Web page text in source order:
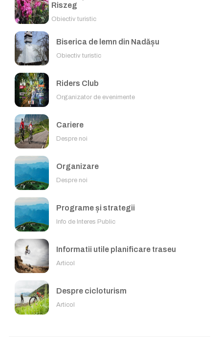
Riszeg
Obiectiv turistic
Biserica de lemn din Nadășu
Obiectiv turistic
Riders Club
Organizator de evenimente
Cariere
Despre noi
Organizare
Despre noi
Programe și strategii
Info de Interes Public
Informatii utile planificare traseu
Articol
Despre cicloturism
Articol